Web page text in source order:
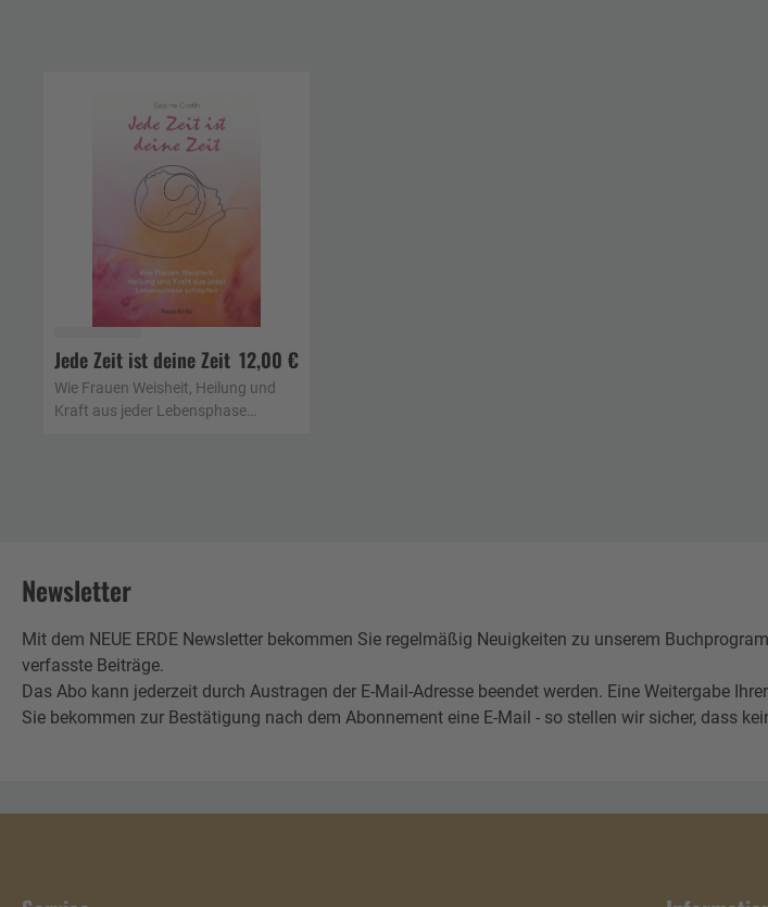
In den Warenkorb
Jede Zeit ist deine Zeit 12,00 €
Wie Frauen Weisheit, Heilung und
Kraft aus jeder Lebensphase
Newsletter
Mit dem NEUE ERDE Newsletter bekommen Sie regelmäßig Neuigkeiten zu unserem
verfasste Beiträge.
Das Abo kann jederzeit durch Austragen der E-Mail-Adresse beendet werden. Eine Weitergabe
Sie bekommen zur Bestätigung nach dem Abonnement eine E-Mail - so stellen wir sicher, dass